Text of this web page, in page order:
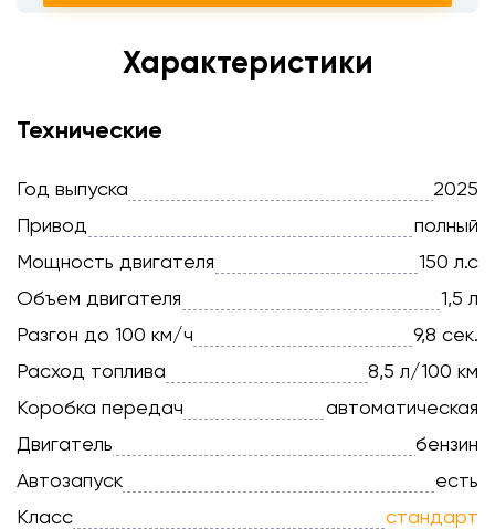
Характеристики
Технические
Год выпуска
2025
Привод
полный
Мощность двигателя
150 л.с
Объем двигателя
1,5 л
Разгон до 100 км/ч
9,8 сек.
Расход топлива
8,5 л/100 км
Коробка передач
автоматическая
Двигатель
бензин
Автозапуск
есть
Класс
стандарт